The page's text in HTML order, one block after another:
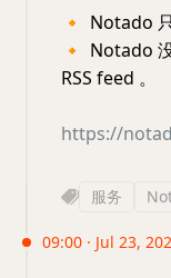
🔸
Notado
🔸
Notado
RSS feed 。
https://
服务
09:00 · Jul 23,